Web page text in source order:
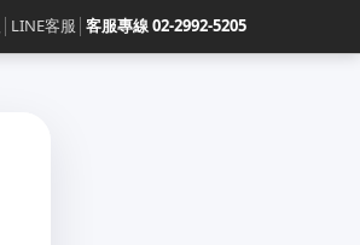
LINE客服 客服專線 02-2992-5205